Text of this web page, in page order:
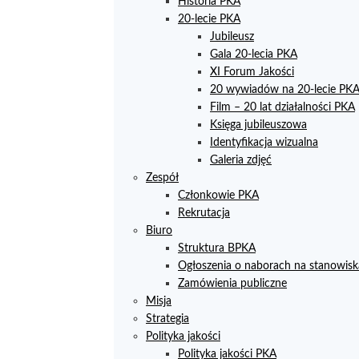
20-lecie PKA
Jubileusz
Gala 20-lecia PKA
XI Forum Jakości
20 wywiadów na 20-lecie PKA
Film – 20 lat działalności PKA
Księga jubileuszowa
Identyfikacja wizualna
Galeria zdjęć
Zespół
Członkowie PKA
Rekrutacja
Biuro
Struktura BPKA
Ogłoszenia o naborach na
Zamówienia publiczne
Misja
Strategia
Polityka jakości
Polityka jakości PKA